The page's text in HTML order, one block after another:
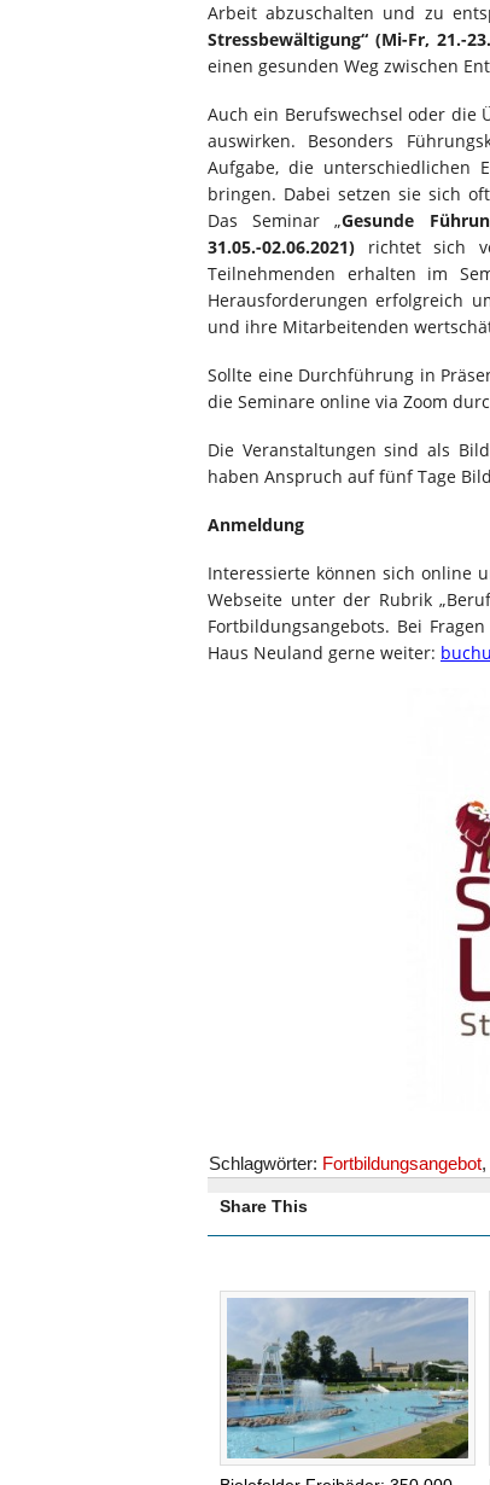
Arbeit abzuschalten und zu
Stressbewältigung“ (Mi-Fr, 21.-
einen gesunden Weg zwischen
Auch ein Berufswechsel oder die
auswirken. Besonders
Aufgabe, die
bringen. Dabei setzen sie sich
Das Seminar „Gesunde
31.05.-02.06.2021) richtet sich
Teilnehmenden erhalten im
Herausforderungen erfolgreich
und ihre Mitarbeitenden
Sollte eine Durchführung in
die Seminare online via Zoom
Die Veranstaltungen sind als
haben Anspruch auf fünf Tage
Anmeldung
Interessierte können sich online
Webseite unter der Rubrik
Fortbildungsangebots. Bei
Haus Neuland gerne weiter:
Schlagwörter: Fortbildungsangebot,
Share This